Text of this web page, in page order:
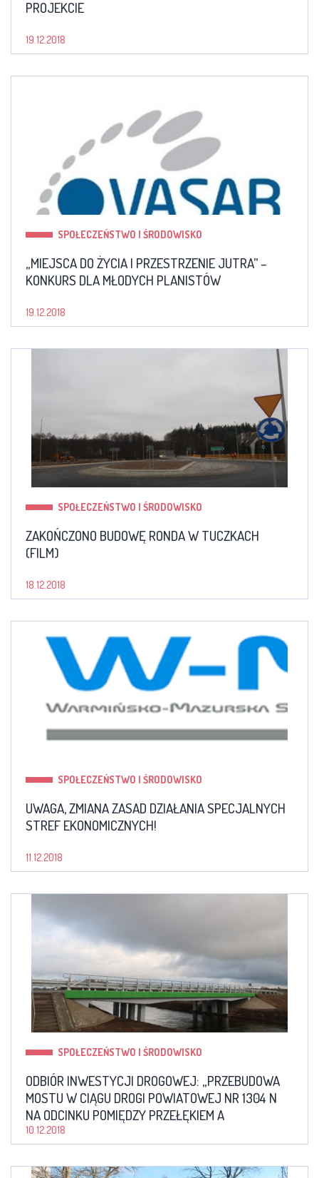
PROJEKCIE
19.12.2018
SPOŁECZEŃSTWO I ŚRODOWISKO
„MIEJSCA DO ŻYCIA I PRZESTRZENIE JUTRA” –
KONKURS DLA MŁODYCH PLANISTÓW
19.12.2018
SPOŁECZEŃSTWO I ŚRODOWISKO
ZAKOŃCZONO BUDOWĘ RONDA W TUCZKACH
(FILM)
18.12.2018
SPOŁECZEŃSTWO I ŚRODOWISKO
UWAGA, ZMIANA ZASAD DZIAŁANIA SPECJALNYCH
STREF EKONOMICZNYCH!
11.12.2018
SPOŁECZEŃSTWO I ŚRODOWISKO
ODBIÓR INWESTYCJI DROGOWEJ: „PRZEBUDOWA
MOSTU W CIĄGU DROGI POWIATOWEJ NR 1304 N
NA ODCINKU POMIĘDZY PRZEŁĘKIEM A
JABŁONOWEM JNI 01003837″
10.12.2018